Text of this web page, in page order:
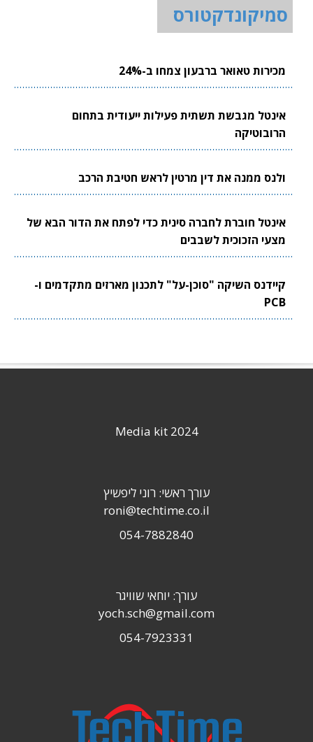
סמיקונדקטורס
מכירות טאואר ברבעון צמחו ב-24%
אינטל מגבשת תשתית פעילות ייעודית בתחום
הרובוטיקה
ולנס ממנה את דין מרטין לראש חטיבת הרכב
אינטל חוברת לחברה סינית כדי לפתח את הדור הבא של
מצעי הזכוכית לשבבים
קיידנס השיקה "סוכן-על" לתכנון מארזים מתקדמים ו-
PCB
Media kit 2024
עורך ראשי: רוני ליפשיץ
roni@techtime.co.il
054-7882840
עורך: יוחאי שוויגר
yoch.sch@gmail.com
054-7923331